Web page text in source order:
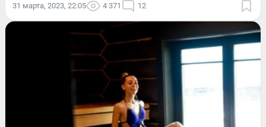
31 марта, 2023, 22:05 4 371 12